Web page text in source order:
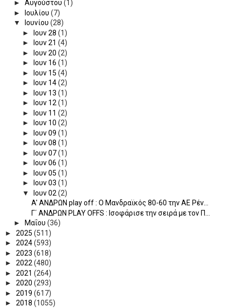
► Αυγούστου (1)
►
Ιουλίου (7)
▼
Ιουνίου (28)
►
Ιουν 28 (1)
►
Ιουν 21 (4)
►
Ιουν 20 (2)
►
Ιουν 16 (1)
►
Ιουν 15 (4)
►
Ιουν 14(2)
►
Ιουν 13 (1)
►
Ιουν 12(1)
►
Ιουν 11 (2)
►
Ιουν 10 (2)
►
Ιουν 09 (1)
►
Ιουν 08 (1)
►
Ιουν 07(1)
►
Ιουν 06 (1)
►
Ιουν 05 (1)
►
Ιουν 03 (1)
▼
Ιουν 02 (2)
A' ΑΝΔΡΩΝ play off : Ο Μανδραϊκός 80-60 την ΑΕ Ρέν...
Γ΄ ΑΝΔΡΩΝ PLAY OFFS : Ισοφάρισε την σειρά με τον Π...
►
Μαΐου (36)
► 2025 (511)
► 2024(593)
► 2023 (618)
► 2022(480)
► 2021 (264)
► 2020 (293)
► 2019 (617)
► 2018 (1055)